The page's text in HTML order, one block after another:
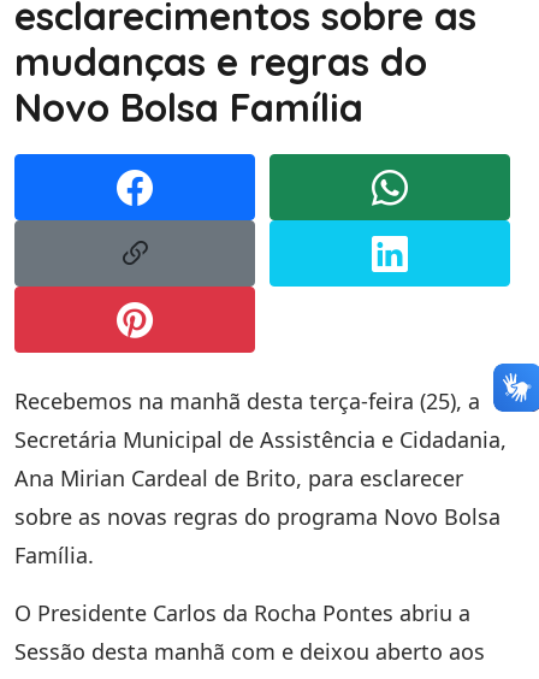
esclarecimentos sobre as
mudanças e regras do
Novo Bolsa Família
Recebemos na manhã desta terça-feira (25), a
Secretária Municipal de Assistência e Cidadania,
Ana Mirian Cardeal de Brito, para esclarecer
sobre as novas regras do programa Novo Bolsa
Família.
O Presidente Carlos da Rocha Pontes abriu a
Sessão desta manhã com e deixou aberto aos